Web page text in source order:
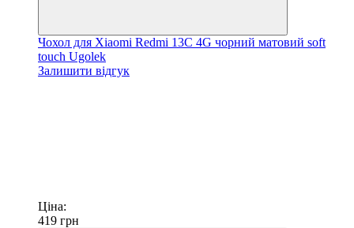
Чохол для Xiaomi Redmi 13C 4G чорний матовий soft
touch Ugolek
Залишити відгук
Ціна:
419 грн